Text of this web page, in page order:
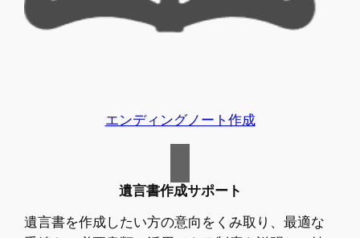
エンディングノート作成
遺言書作成サポート
遺言書を作成したい方の意向をくみ取り、最適な